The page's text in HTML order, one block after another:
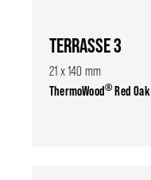
TERRASSE 3
21 x 140 mm
ThermoWood®Red Oak